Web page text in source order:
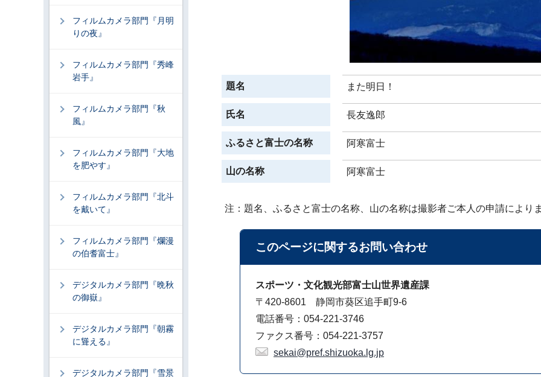
題名 また明日！
氏名 長友逸郎
ふるさと富士の名称 阿寒富士
山の名称 阿寒富士
注：題名、ふるさと富士の名称、山の名称は撮影者ご本人の申請により
このページに関するお問い合わせ
スポーツ・文化観光部富士山世界遺産課
〒420-8601 静岡市葵区追手町9-6
電話番号：054-221-3746
ファクス番号：054-221-3757
sekai@pref.shizuoka.lg.jp
フィルムカメラ部門『月明
りの夜』
フィルムカメラ部門『秀峰
岩手』
フィルムカメラ部門『秋
風』
フィルムカメラ部門『大地
を肥やす』
フィルムカメラ部門『北斗
を戴いて』
フィルムカメラ部門『爛漫
の伯耆富士』
デジタルカメラ部門『晩秋
の御嶽』
デジタルカメラ部門『朝霧
に聳える』
デジタルカメラ部門『雪景